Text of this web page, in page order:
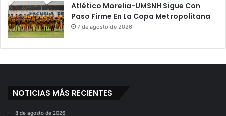
Atlético Morelia-UMSNH Sigue Con
Paso Firme En La Copa Metropolitana
7 de agosto de 2026
NOTICIAS MÁS RECIENTES
8 de agosto de 2026